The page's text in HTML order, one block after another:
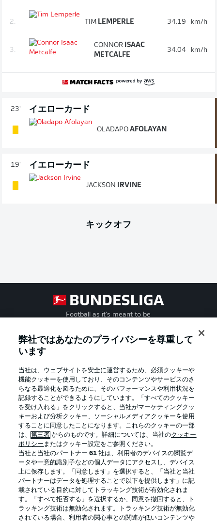
2. TIM LEMPERLE 34.19 km/h
3.
CONNORISAAC
METCALFE
34.04 km/h
23' イエローカード
OLADAPO AFOLAYAN
19' イエローカード
JACKSON IRVINE
キックオフ
Football as it's meant to be
Official Partners
弊社ではあなたのプライバシーを尊重して
います
当社は、ウェブサイトを安全に運営するため、必須クッキーや
機能クッキーを使用しており、そのコンテンツやサービスのさ
らなる最適化を図るために、そのパフォーマンスや利用状況を
記録することができるようにしています。「すべてのクッキー
を受け入れる」をクリックすると、当社がマーケティングクッ
キーおよび分析クッキー、ソーシャルメディアクッキーを使用
することに同意したことになります。これらのクッキーの一部
は、第三者 からのものです。詳細については、当社のクッキー
ポリシー またはクッキー設定をご参照ください。
当社と当社のパートナー61 社は、利用者のデバイスの閲覧デ
ータや一意的識別子などの個人データにアクセスし、デバイス
上に保存します。「同意します」を選択すると、「当社と当社
パートナーはデータを処理することで以下を提供します」に記
載されている目的に対してトラッキング技術が有効化されま
す。「すべて拒否する」を選択するか、同意を撤回すると、ト
ラッキング技術は無効化されます。トラッキング技術が無効化
されている場合、利用者の関心事との関連が低いコンテンツや